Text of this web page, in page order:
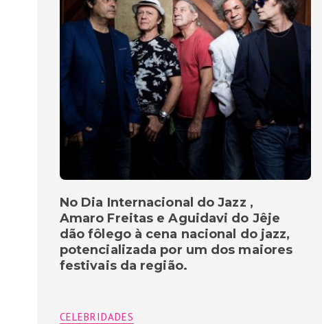
No Dia Internacional do Jazz ,
Amaro Freitas e Aguidavi do Jêje
dão fôlego à cena nacional do jazz,
potencializada por um dos maiores
festivais da região.
CELEBRIDADES